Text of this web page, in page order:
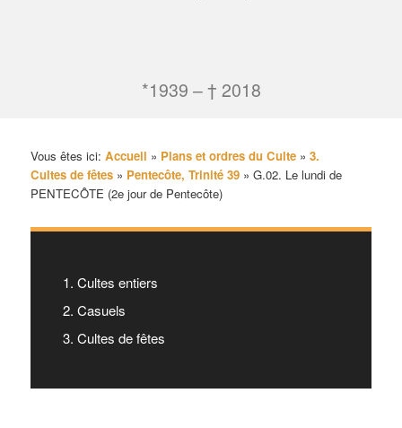
*1939 – † 2018
Vous êtes ici:Accueil » Plans et ordres du Culte »3.
Cultes de fêtes » Pentecôte, Trinité 39 »G.02. Le lundi de
PENTECÔTE (2e jour de Pentecôte)
1. Cultes entiers
2. Casuels
3. Cultes de fêtes